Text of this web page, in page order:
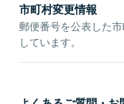
市町村変更情報
郵便番号を公表した
しています。